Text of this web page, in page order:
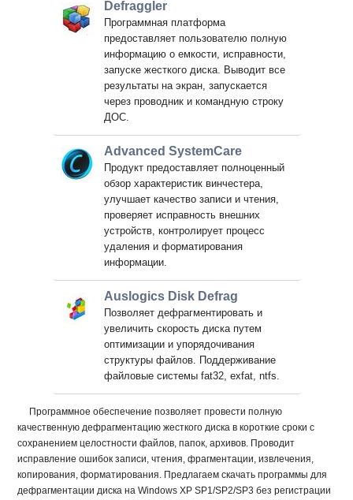
Defraggler
Программная платформа
предоставляет пользователю полную
информацию о емкости, исправности,
запуске жесткого диска. Выводит все
результаты на экран, запускается
через проводник и командную строку
ДОС.
Advanced SystemCare
Продукт предоставляет полноценный
обзор характеристик винчестера,
улучшает качество записи и чтения,
проверяет исправность внешних
устройств, контролирует процесс
удаления и форматирования
информации.
Auslogics Disk Defrag
Позволяет дефрагментировать и
увеличить скорость диска путем
оптимизации и упорядочивания
структуры файлов. Поддерживание
файловые системы fat32, exfat, ntfs.
Программное обеспечение позволяет провести полную
качественную дефрагментацию жесткого диска в короткие сроки с
сохранением целостности файлов, папок, архивов. Проводит
исправление ошибок записи, чтения, фрагментации, извлечения,
копирования, форматирования. Предлагаем скачать программы для
дефрагментации диска на Windows XP SP1/SP2/SP3 без регистрации